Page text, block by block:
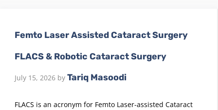
Femto Laser Assisted Cataract Surgery
FLACS & Robotic Cataract Surgery
July 15, 2026 by Tariq Masoodi
FLACS is an acronym for Femto Laser-assisted Cataract